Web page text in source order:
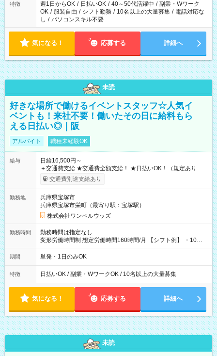
特徴 週1日からOK / 日払いOK / 40～50代活躍中 / 副業・Wワーク
OK / 服装自由 / シフト勤務 / 10名以上の大量募集 / 電話対応な
し / パソコンスキル不要
気になる！ 応募する 詳細へ
未読
好きな場所で働けるイベントスタッフ☆人気イ
ベントも！来社不要！働いたその日に給料もら
える日払い◎｜阪
アルバイト 職種未経験OK
給与
日給16,500円～
＋交通費支給 ★交通費全額支給！ ★日払いOK！（規定あり） ┗
働いたその日に現金GET♪ お仕事後はコンビニATMから 日払
交通費別途支給あり
勤務地
兵庫県宝塚市
兵庫県宝塚市栄町（最寄り駅：宝塚駅）
株式会社ワンベルウッズ
勤務時間
勤務時間は指定なし
変形労働時間制 想定労働時間160時間/月 【シフト例】 ・10：
00～20：00
期間 単発・1日のみOK
特徴 日払いOK / 副業・WワークOK / 10名以上の大量募集
気になる！ 応募する 詳細へ
未読